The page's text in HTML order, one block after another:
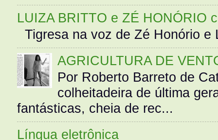
LUIZA BRITTO e ZÉ HONÓRIO
Tigresa na voz de Zé Honório
AGRICULTURA DE
Por Roberto Barreto de
colheitadeira de última
fantásticas, cheia de rec...
Língua eletrônica